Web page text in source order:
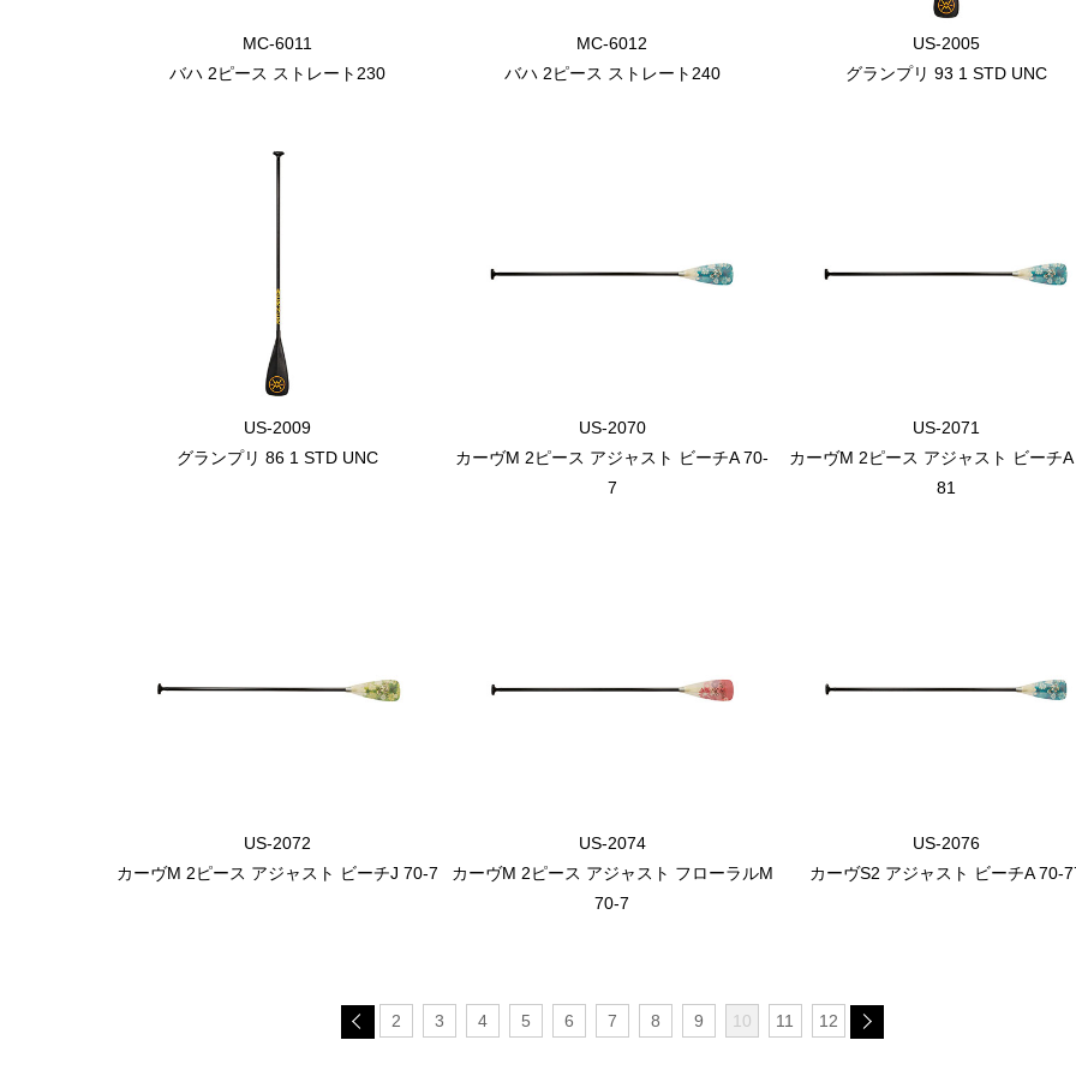
MC-6011
バハ 2ピース ストレート230
MC-6012
バハ 2ピース ストレート240
US-2005
グランプリ 93 1 STD UNC
US-2009
グランプリ 86 1 STD UNC
US-2070
カーヴM 2ピース アジャスト ビーチA 70-
7
US-2071
カーヴM 2ピース アジャスト ビーチ
81
US-2072
カーヴM 2ピース アジャスト ビーチJ 70-7
US-2074
カーヴM 2ピース アジャスト フローラルM
70-7
US-2076
カーヴS2 アジャスト ビーチA 70-
2 3 4 5 6 7 8 9 10 11 12